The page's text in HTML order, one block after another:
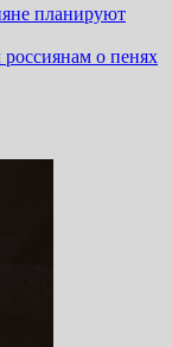
планируют
о пенях